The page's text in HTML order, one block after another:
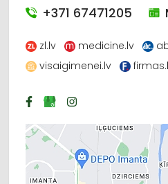
+371 67471205
zl.lv medicine.lv
visaigimenei.lv